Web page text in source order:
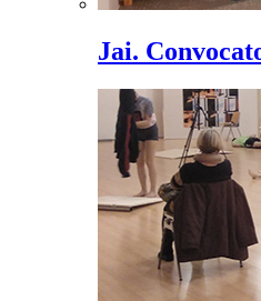
Jai.